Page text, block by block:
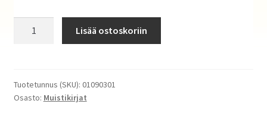
A5
määrä
Lisää ostoskoriin
Tuotetunnus (SKU): 01090301
Osasto: Muistikirjat